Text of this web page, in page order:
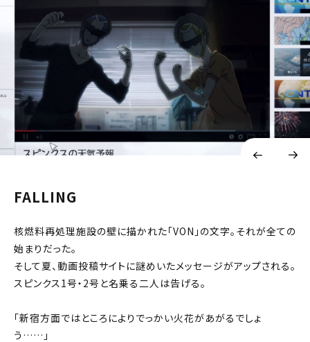
FALLING
核燃料再処理施設の壁に描かれた「VON」の文字。それが全ての
始まりだった。
そして夏、動画投稿サイトに謎めいたメッセージがアップされる。
スピンクス1号・2号と名乗る二人は告げる。
「新宿方面ではところによりでっかい火花があがるでしょ
う……」